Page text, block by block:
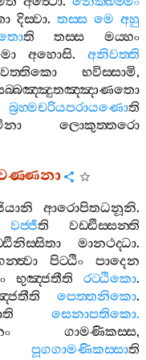
දිස‍්වා. තස‍්ස මෙ අහු
ති තස‍්ස
මය‍්හං
අහොසි. අනිවත‍්ති
භවිස‍්සාමි,
බ්‍රහ‍්මචරියපරායණොති
ලොකුත‍්තරො
ආරොපිතධනූනි.
වජ‍්ජීති
වඩ‍්ඪිස‍්සන‍්ති
මානථද‍්ධා.
පිට‍්ඨිං
පාදෙන
භුඤ‍්ජතීති රට‍්ඨිකො.
පෙත‍්තනිකො.
සෙනාපතිකො.
ගාමණිකස‍්ස,
පූගගාමණිකස‍්සාති